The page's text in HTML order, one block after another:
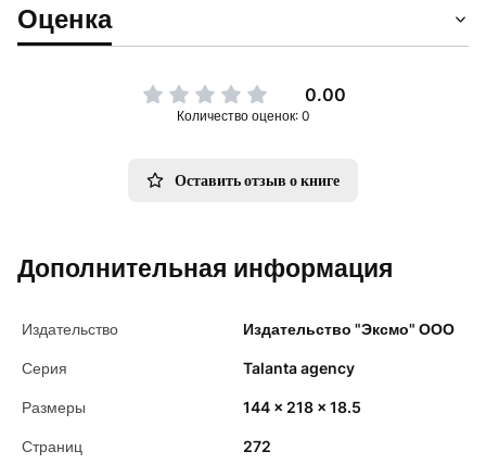
Оценка
0.00
Количество оценок: 0
Оставить отзыв о книге
Дополнительная информация
Издательство Издательство "Эксмо" ООО
Серия Talanta agency
Размеры 144 x 218 x 18.5
Страниц 272